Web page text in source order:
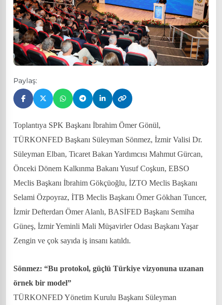
Paylaş:
Toplantıya SPK Başkanı İbrahim Ömer Gönül,
TÜRKONFED Başkanı Süleyman Sönmez, İzmir Valisi Dr.
Süleyman Elban, Ticaret Bakan Yardımcısı Mahmut Gürcan,
Önceki Dönem Kalkınma Bakanı Yusuf Coşkun, EBSO
Meclis Başkanı İbrahim Gökçüoğlu, İZTO Meclis Başkanı
Selami Özpoyraz, İTB Meclis Başkanı Ömer Gökhan Tuncer,
İzmir Defterdarı Ömer Alanlı, BASİFED Başkanı Semiha
Güneş, İzmir Yeminli Mali Müşavirler Odası Başkanı Yaşar
Zengin ve çok sayıda iş insanı katıldı.
Sönmez: “Bu protokol, güçlü Türkiye vizyonuna uzanan
örnek bir model”
TÜRKONFED Yönetim Kurulu Başkanı Süleyman